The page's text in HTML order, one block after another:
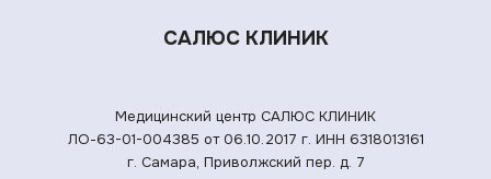
САЛЮС КЛИНИК
Медицинский центр САЛЮС КЛИНИК
ЛО-63-01-004385 от 06.10.2017 г. ИНН 6318013161
г. Самара, Приволжский пер. д. 7